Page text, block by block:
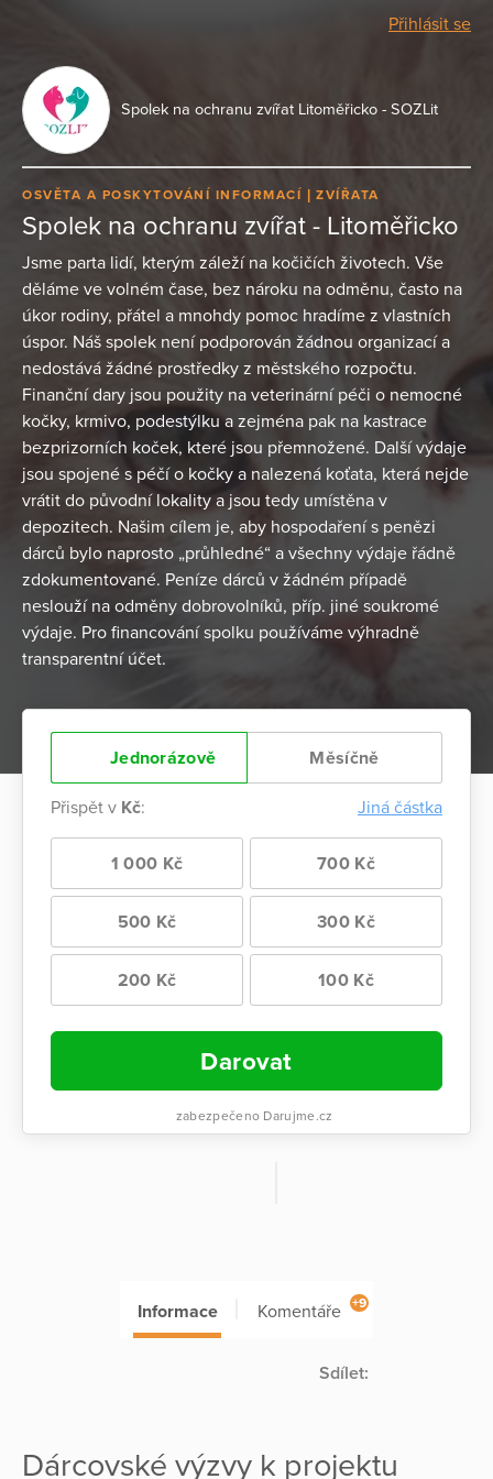
Přihlásit se
Spolek na ochranu zvířat Litoměřicko - SOZLit
OSVĚTA A POSKYTOVÁNÍ INFORMACÍ ZVÍŘATA
Spolek na ochranu zvířat - Litoměřicko
Jsme parta lidí, kterým záleží na kočičích životech. Vše
děláme ve volném čase, bez nároku na odměnu, často na
úkor rodiny, přátel a mnohdy pomoc hradíme z vlastních
úspor. Náš spolek není podporován žádnou organizací a
nedostává žádné prostředky z městského rozpočtu.
Finanční dary jsou použity na veterinární péči o nemocné
kočky, krmivo, podestýlku a zejména pak na kastrace
bezprizorních koček, které jsou přemnožené. Další výdaje
jsou spojené s péčí o kočky a nalezená koťata, která nejde
vrátit do původní lokality a jsou tedy umístěna v
depozitech. Našim cílem je, aby hospodaření s penězi
dárců bylo naprosto „průhledné“ a všechny výdaje řádně
zdokumentované. Peníze dárců v žádném případě
neslouží na odměny dobrovolníků, příp. jiné soukromé
výdaje. Pro financování spolku používáme výhradně
transparentní účet.
Jednorázově Měsíčně
Přispět v Kč: Jiná částka
1 000 Kč 700 Kč
500 Kč 300 Kč
200 Kč 100 Kč
Darovat
zabezpečeno Darujme.cz
Informace Komentáře +9
Sdílet:
Dárcovské výzvy k projektu